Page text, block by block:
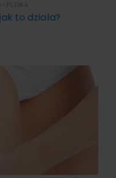
to działa?
PLEWA